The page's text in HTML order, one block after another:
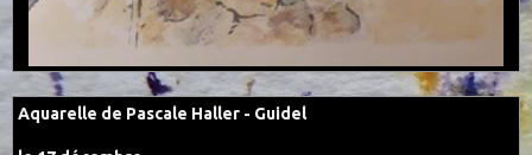
Aquarelle de Pascale Haller - Guidel